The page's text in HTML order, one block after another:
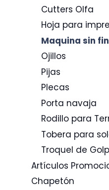
Cutters Olfa
Hoja para
Maquina sin
Ojillos
Pijas
Plecas
Porta navaja
Rodillo para
Tobera para
Troquel de
Artículos
Chapetón